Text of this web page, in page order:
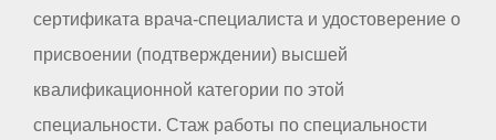
сертификата врача-специалиста и удостоверение о
присвоении (подтверждении) высшей
квалификационной категории по этой
специальности. Стаж работы по специальности